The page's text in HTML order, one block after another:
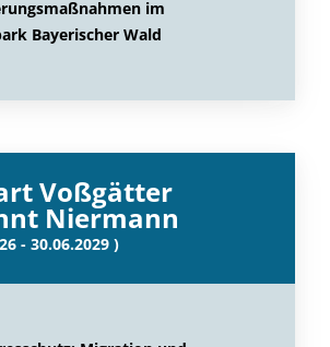
im
Bayerischer Wald
Voßgätter
Niermann
- 30.06.2029 )